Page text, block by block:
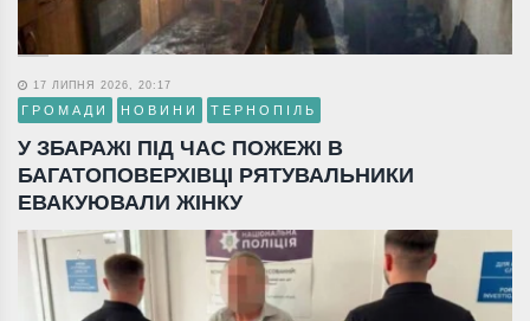
17 ЛИПНЯ 2026, 20:17
ГРОМАДИ НОВИНИ ТЕРНОПІЛЬ
У ЗБАРАЖІ ПІД ЧАС ПОЖЕЖІ В
БАГАТОПОВЕРХІВЦІ РЯТУВАЛЬНИКИ
ЕВАКУЮВАЛИ ЖІНКУ